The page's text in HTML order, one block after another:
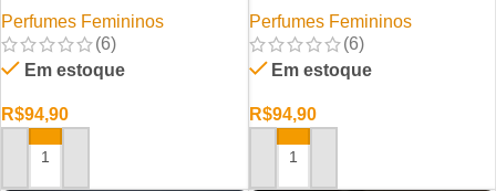
Perfumes Femininos
(6)
Em estoque
R$94,90
ADICIONAR AO CARRINHO
Perfumes Femininos
(6)
Em estoque
R$94,90
ADICIONAR AO CARRINHO